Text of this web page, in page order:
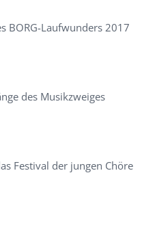
BORG-Laufwunders 2017
des Musikzweiges
Festival der jungen Chöre